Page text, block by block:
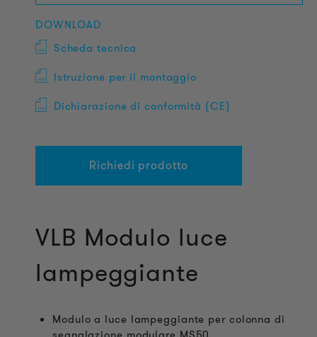
DOWNLOAD
Scheda tecnica
Istruzione per il montaggio
Dichiarazione di conformità (CE)
Richiedi prodotto
VLB Modulo luce
lampeggiante
Modulo a luce lampeggiante per colonna di